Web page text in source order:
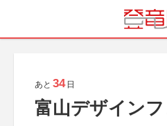
あと 34 日
富山デザイン